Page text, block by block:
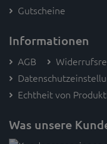
Gutscheine
Informationen
AGB
Echtheit von
Was unsere